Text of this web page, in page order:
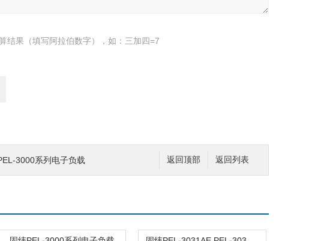
结果（填写阿拉伯数字），如：三加四=7
返回列表
返回顶部
3000系列电子负载